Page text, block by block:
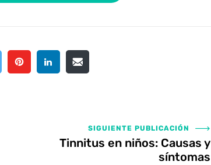
SIGUIENTE PUBLICACIÓN
Tinnitus en niños: Causas y
síntomas